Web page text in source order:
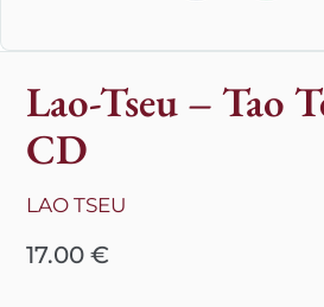
Lao-Tseu – Tao
CD
LAO TSEU
17.00€